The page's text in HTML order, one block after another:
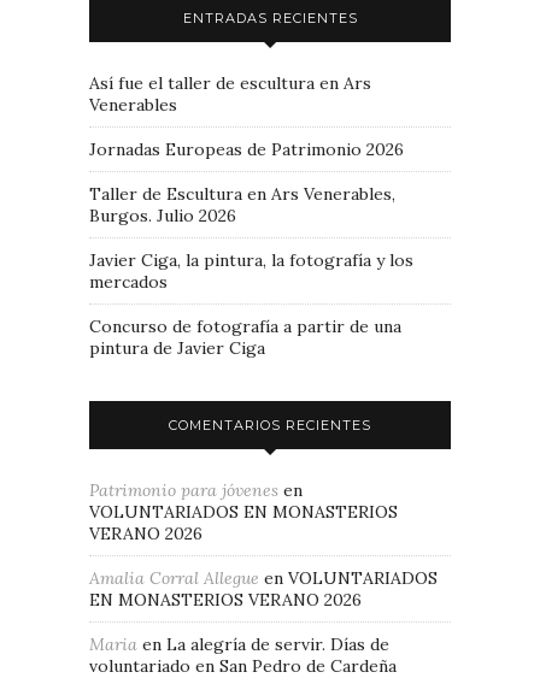
ENTRADAS RECIENTES
Así fue el taller de escultura en Ars
Venerables
Jornadas Europeas de Patrimonio 2026
Taller de Escultura en Ars Venerables,
Burgos. Julio 2026
Javier Ciga, la pintura, la fotografía y los
mercados
Concurso de fotografía a partir de una
pintura de Javier Ciga
COMENTARIOS RECIENTES
Patrimonio para jóvenes en
VOLUNTARIADOS EN MONASTERIOS
VERANO 2026
Amalia Corral Allegue en VOLUNTARIADOS
EN MONASTERIOS VERANO 2026
Maria en La alegría de servir. Días de
voluntariado en San Pedro de Cardeña